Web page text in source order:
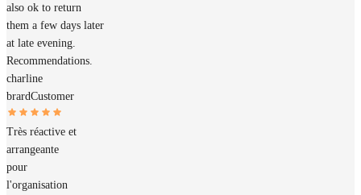
also ok to return
them a few days later
at late evening.
Recommendations.
charline
brardCustomer
Très réactive et
arrangeante
pour
l'organisation